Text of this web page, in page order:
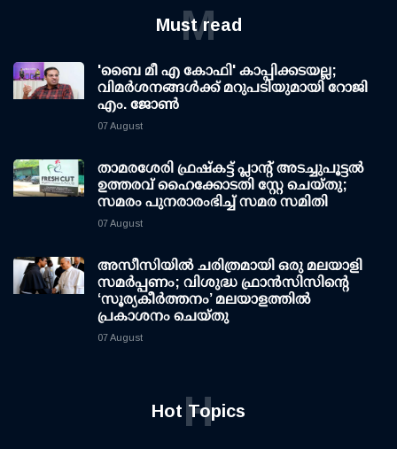
Must read
M
'ബൈ മീ എ കോഫി' കാപ്പിക്കടയല്ല;
വിമര്‍ശനങ്ങള്‍ക്ക് മറുപടിയുമായി റോജി
എം. ജോണ്‍
07 August
താമരശേരി ഫ്രഷ്കട്ട് പ്ലാന്റ് അടച്ചുപൂട്ടൽ
ഉത്തരവ് ഹൈക്കോടതി സ്റ്റേ ചെയ്തു;
സമരം പുനരാരംഭിച്ച് സമര സമിതി
07 August
അസീസിയിൽ ചരിത്രമായി ഒരു മലയാളി
സമർപ്പണം; വിശുദ്ധ ഫ്രാൻസിസിന്റെ
‘സൂര്യകീർത്തനം’ മലയാളത്തിൽ
പ്രകാശനം ചെയ്തു
07 August
Hot Topics
H